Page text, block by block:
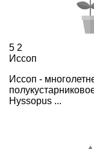
5 2
Иссоп
Иссоп -
Hyssopus ...